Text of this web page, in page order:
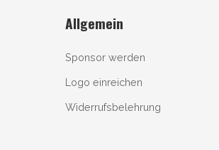
Allgemein
Sponsor werden
Logo einreichen
Widerrufsbelehrung